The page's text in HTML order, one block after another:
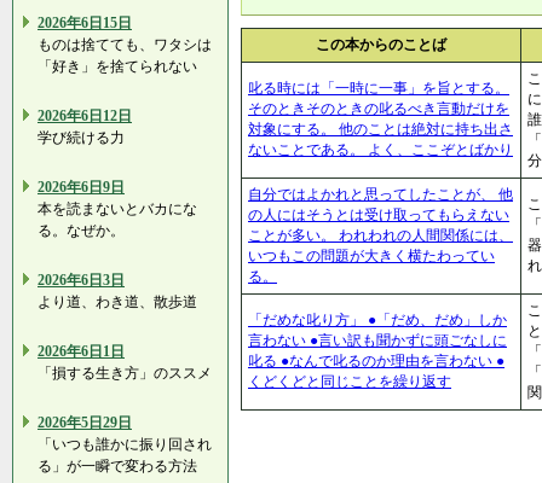
2026年6日15日
ものは捨てても、ワタシは
「好き」を捨てられない
2026年6日12日
学び続ける力
2026年6日9日
本を読まないとバカにな
る。なぜか。
2026年6日3日
より道、わき道、散歩道
2026年6日1日
「損する生き方」のススメ
2026年5日29日
「いつも誰かに振り回され
る」が一瞬で変わる方法
この本からのことば
叱る時には「一時に一事」を旨とする。
そのときそのときの叱るべき言動だけを
対象にする。 他のことは絶対に持ち出さ
ないことである。 よく、ここぞとばかり
分
自分ではよかれと思ってしたことが、 他
の人にはそうとは受け取ってもらえない
ことが多い。 われわれの人間関係には、
いつもこの問題が大きく横たわってい
る。
「だめな叱り方」 ●「だめ、だめ」しか
言わない ●言い訳も聞かずに頭ごなしに
叱る ●なんで叱るのか理由を言わない ●
くどくどと同じことを繰り返す
関